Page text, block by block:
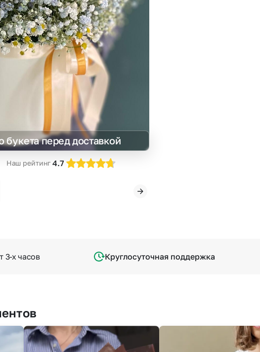
перед доставкой
Наш рейтинг 4.7
3-х часов Круглосуточная поддержка